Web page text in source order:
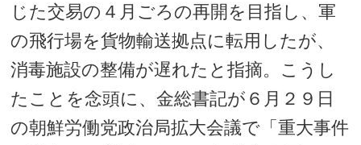
じた交易の４月ごろの再開を目指し、軍
の飛行場を貨物輸送拠点に転用したが、
消毒施設の整備が遅れたと指摘。こうし
たことを念頭に、金総書記が６月２９日
の朝鮮労働党政治局拡大会議で「重大事件